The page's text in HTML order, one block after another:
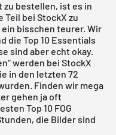
zu bestellen, ist es in
bei StockX zu
bisschen teurer. Wir
die Top 10 Essentials
sind aber echt okay.
werden bei StockX
in den letzten 72
Finden wir mega
gehen ja oft
Top 10 FOG
die Bilder sind